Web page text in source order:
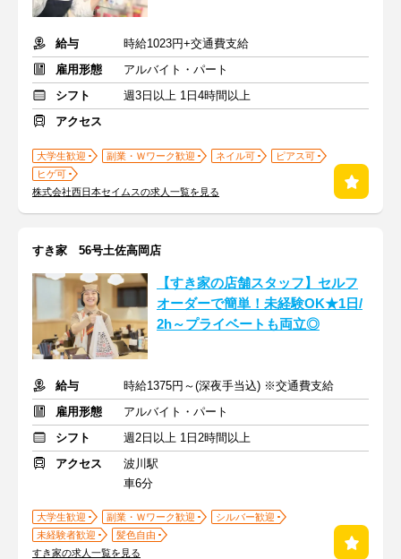
給与
時給1023円+交通費支給
雇用形態
アルバイト・パート
シフト
週3日以上 1日4時間以上
アクセス
大学生歓迎 副業・Ｗワーク歓迎 ネイル可
ピアス可
ヒゲ可
株式会社西日本セイムスの求人一覧を見る
すき家 56号土佐高岡店
【すき家の店舗スタッフ】セルフ
オーダーで簡単！未経験OK★1日/
2h～プライベートも両立◎
給与
時給1375円～(深夜手当込) ※交通費支給
雇用形態
アルバイト・パート
シフト
週2日以上 1日2時間以上
アクセス
波川駅
車6分
大学生歓迎 副業・Ｗワーク歓迎
シルバー歓迎
未経験者歓迎
髪色自由
すき家の求人一覧を見る